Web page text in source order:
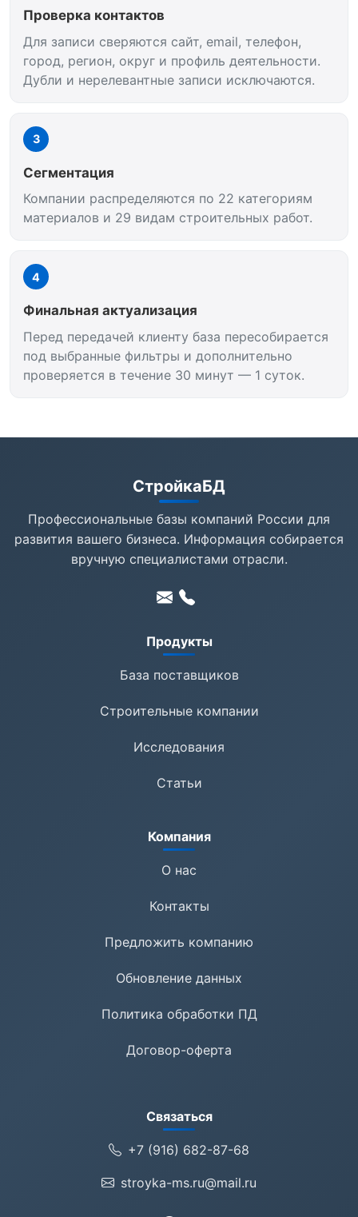
Проверка контактов
Для записи сверяются сайт, email, телефон,
город, регион, округ и профиль деятельности.
Дубли и нерелевантные записи исключаются.
3
Сегментация
Компании распределяются по 22 категориям
материалов и 29 видам строительных работ.
4
Финальная актуализация
Перед передачей клиенту база пересобирается
под выбранные фильтры и дополнительно
проверяется в течение 30 минут — 1 суток.
СтройкаБД
Профессиональные базы компаний России для
развития вашего бизнеса. Информация собирается
вручную специалистами отрасли.
Продукты
База поставщиков
Строительные компании
Исследования
Статьи
Компания
О нас
Контакты
Предложить компанию
Обновление данных
Политика обработки ПД
Договор-оферта
Связаться
+7 (916) 682-87-68
stroyka-ms.ru@mail.ru